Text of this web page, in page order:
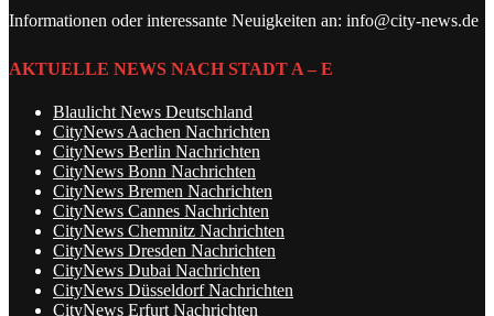
Informationen oder interessante Neuigkeiten an: info@city-news.de
AKTUELLE NEWS NACH STADT A – E
Blaulicht News Deutschland
CityNews Aachen Nachrichten
CityNews Berlin Nachrichten
CityNews Bonn Nachrichten
CityNews Bremen Nachrichten
CityNews Cannes Nachrichten
CityNews Chemnitz Nachrichten
CityNews Dresden Nachrichten
CityNews Dubai Nachrichten
CityNews Düsseldorf Nachrichten
CityNews Erfurt Nachrichten